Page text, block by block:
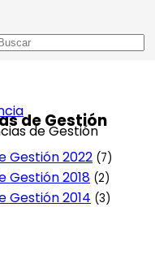
de Gestión
de Gestión
Gestión 2022 (7)
Gestión 2018 (2)
Gestión 2014 (3)